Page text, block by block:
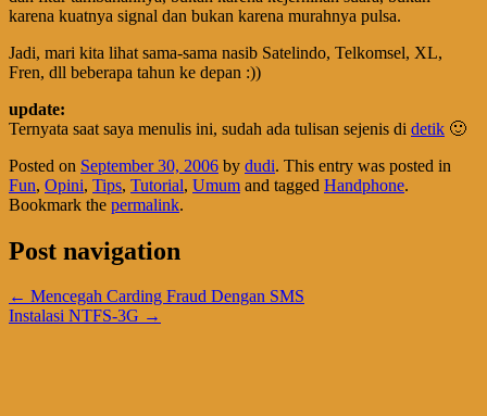
karena kuatnya signal dan bukan karena murahnya pulsa.
Jadi, mari kita lihat sama-sama nasib Satelindo, Telkomsel, XL,
Fren, dll beberapa tahun ke depan :))
update:
Ternyata saat saya menulis ini, sudah ada tulisan sejenis di detik 🙂
Posted on September 30, 2006 by dudi. This entry was posted in
Fun, Opini, Tips, Tutorial, Umum and tagged Handphone.
Bookmark the permalink.
Post navigation
← Mencegah Carding Fraud Dengan SMS
Instalasi NTFS-3G →